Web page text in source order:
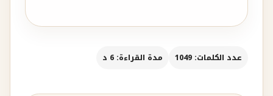
عدد الكلمات: 1049 مدة القراءة: 6 د